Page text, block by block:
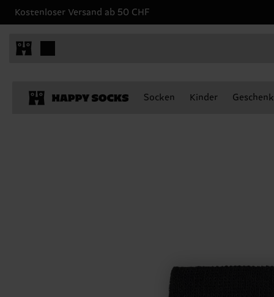
Kostenloser Versand ab 50 CHF
Socken Kinder